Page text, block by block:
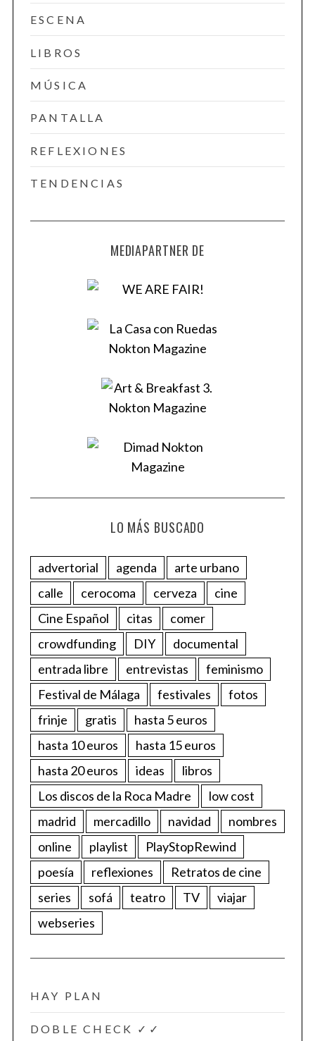
ESCENA
LIBROS
MÚSICA
PANTALLA
REFLEXIONES
TENDENCIAS
MEDIAPARTNER DE
LO MÁS BUSCADO
advertorial agenda
arte urbano
calle
cerocoma cerveza
cine
Cine Español
citas
comer
crowdfunding
DIY
documental
entrada libre
entrevistas
feminismo
Festival de Málaga
festivales
fotos
frinje
gratis
hasta 5 euros
hasta 10 euros
hasta 15 euros
hasta 20 euros
ideas
libros
Los discos de la Roca Madre
low cost
madrid
mercadillo navidad
nombres
online
playlist
PlayStopRewind
poesía
reflexiones
Retratos de cine
series
sofá teatro TV
viajar
webseries
HAY PLAN
DOBLE CHECK ✓✓